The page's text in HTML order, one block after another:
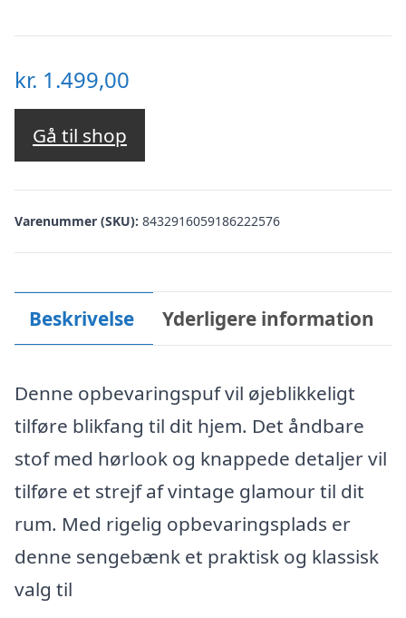
kr. 1.499,00
Gå til shop
Varenummer (SKU): 8432916059186222576
Beskrivelse Yderligere information
Denne opbevaringspuf vil øjeblikkeligt
tilføre blikfang til dit hjem. Det åndbare
stof med hørlook og knappede detaljer vil
tilføre et strejf af vintage glamour til dit
rum. Med rigelig opbevaringsplads er
denne sengebænk et praktisk og klassisk
valg til